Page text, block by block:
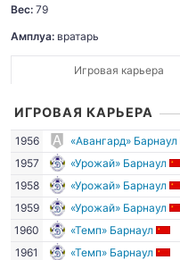
Вес: 79
Амплуа: вратарь
Игровая карьера
ИГРОВАЯ КАРЬЕРА
1956
«Авангард» Барнаул
1957
«Урожай» Барнаул
1958
«Урожай» Барнаул
1959
«Урожай» Барнаул
1960
«Темп» Барнаул
1961
«Темп» Барнаул